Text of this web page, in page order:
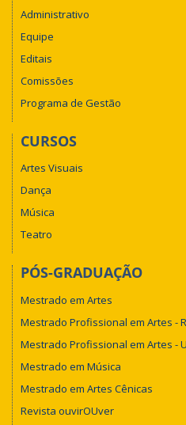
Administrativo
Equipe
Editais
Comissões
Programa de Gestão
CURSOS
Artes Visuais
Dança
Música
Teatro
PÓS-GRADUAÇÃO
Mestrado em Artes
Mestrado Profissional em Artes -
Mestrado Profissional em Artes -
Mestrado em Música
Mestrado em Artes Cênicas
Revista ouvirOUver